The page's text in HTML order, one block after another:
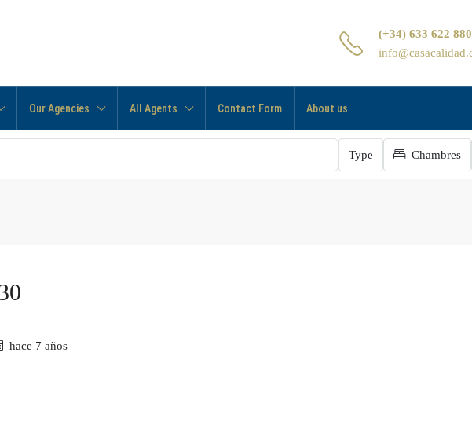
(+34) 633 622 880
Our Agencies All Agents Contact Form About us
Type Chambres
hace 7 años